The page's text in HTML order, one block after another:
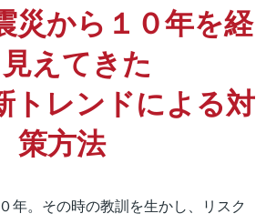
災から１０年を経
えてきた
トレンドによる対
策方法
年。その時の教訓を生かし、リスク